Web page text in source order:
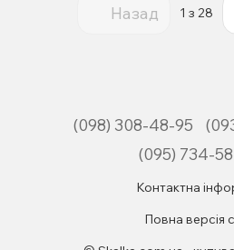
Назад 1 з 28
(098) 308-48-95
(095) 734-
Контактна
Повна версія